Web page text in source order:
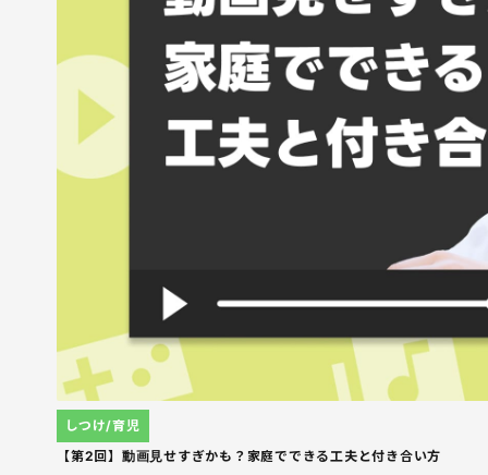
【第2回】動画見せすぎかも？家庭でできる工夫と付き合い方
しつけ/育児